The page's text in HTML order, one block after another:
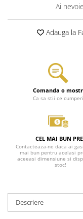
Ai
Adauga la
Comanda o
Ca sa stii ce
CEL MAI BUN
Contacteaza-ne daca ai
mai bun pentru acelasi
aceeasi dimensiune si
stoc!
Descriere